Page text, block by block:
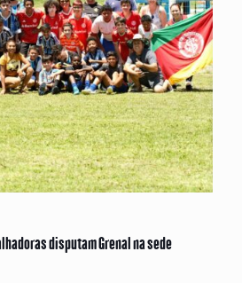
disputam Grenal na sede